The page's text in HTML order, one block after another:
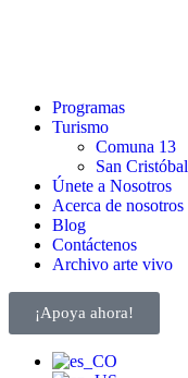
Programas
Turismo
Comuna 13
San Cristóbal
Únete a Nosotros
Acerca de nosotros
Blog
Contáctenos
Archivo arte vivo
¡Apoya ahora!